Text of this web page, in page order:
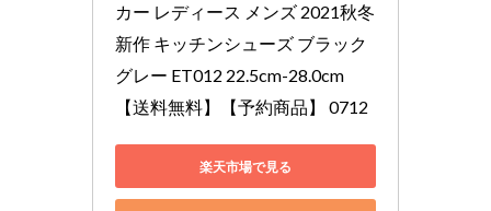
カー レディース メンズ 2021秋冬
新作 キッチンシューズ ブラック
グレー ET012 22.5cm-28.0cm
【送料無料】【予約商品】 0712
楽天市場で見る